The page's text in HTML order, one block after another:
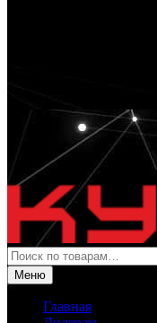
Искать:
Меню
Главная